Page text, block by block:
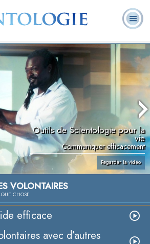
ce que la
?
Ministres
volontaires
Foire aux
questions
Livres
Outils de Scientologie pour la
vie
Communiquer efficacement
Regarder la vidéo
VOLONTAIRES
CHOSE
efficace
avec d’autres